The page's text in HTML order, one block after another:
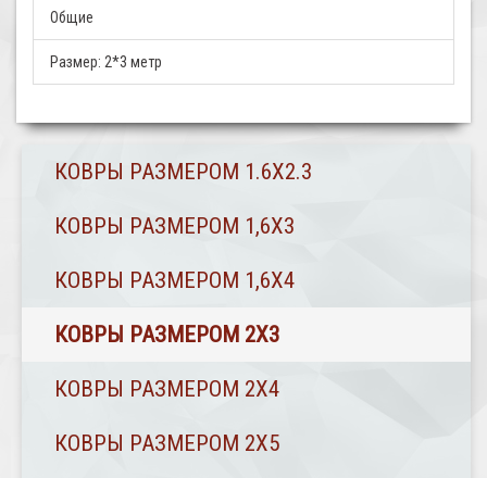
Общие
Размер: 2*3 метр
КОВРЫ РАЗМЕРОМ 1.6Х2.3
КОВРЫ РАЗМЕРОМ 1,6Х3
КОВРЫ РАЗМЕРОМ 1,6Х4
КОВРЫ РАЗМЕРОМ 2Х3
КОВРЫ РАЗМЕРОМ 2Х4
КОВРЫ РАЗМЕРОМ 2Х5